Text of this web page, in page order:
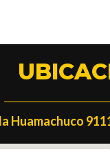
Huamachuco